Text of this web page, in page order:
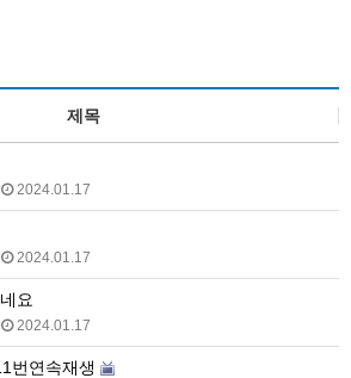
제목
2024.01.17
2024.01.17
요
2024.01.17
번연속재생